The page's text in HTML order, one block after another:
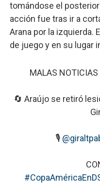
tomándose el
acción fue tras ir a
Arana por la izquierda.
de juego y en su lugar
MALAS
🔄 Araújo se retiró
🎙